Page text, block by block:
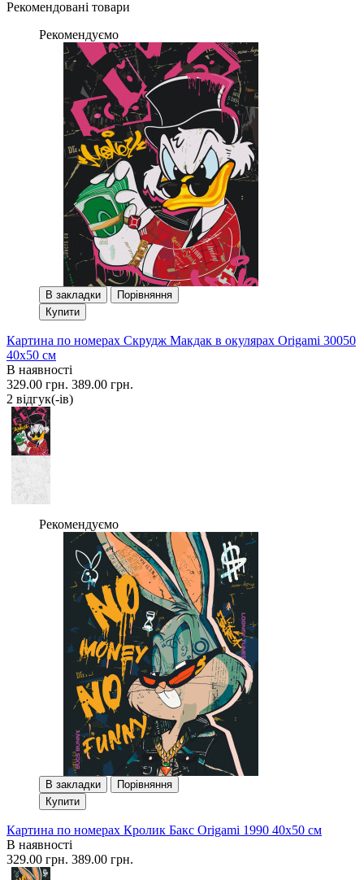
Рекомендовані товари
Рекомендуємо
В закладки
Порівняння
Купити
Картина по номерах Скрудж Макдак в окулярах Origami 30050
40x50 см
В наявності
329.00 грн. 389.00 грн.
2 вiдгук(-iв)
Рекомендуємо
В закладки
Порівняння
Купити
Картина по номерах Кролик Бакс Origami 1990 40x50 см
В наявності
329.00 грн. 389.00 грн.